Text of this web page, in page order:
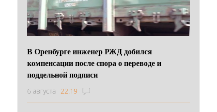
В Оренбурге инженер РЖД добился
компенсации после спора о переводе и
поддельной подписи
6 августа 22:19